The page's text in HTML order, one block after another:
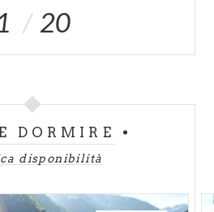
20
DORMIRE
disponibilità